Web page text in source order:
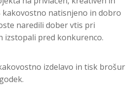
kakovostno natisnjeno in dobro
naredili dober vtis pri
izstopali pred konkurenco.
izdelavo in tisk brošur